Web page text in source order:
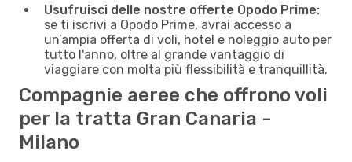
Usufruisci delle nostre offerte Opodo Prime:
se ti iscrivi a Opodo Prime, avrai accesso a
un’ampia offerta di voli, hotel e noleggio auto per
tutto l'anno, oltre al grande vantaggio di
viaggiare con molta più flessibilità e tranquillità.
Compagnie aeree che offrono voli
per la tratta Gran Canaria -
Milano